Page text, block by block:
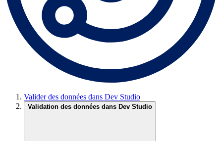
Valider des données dans Dev Studio
Validation des données dans Dev Studio